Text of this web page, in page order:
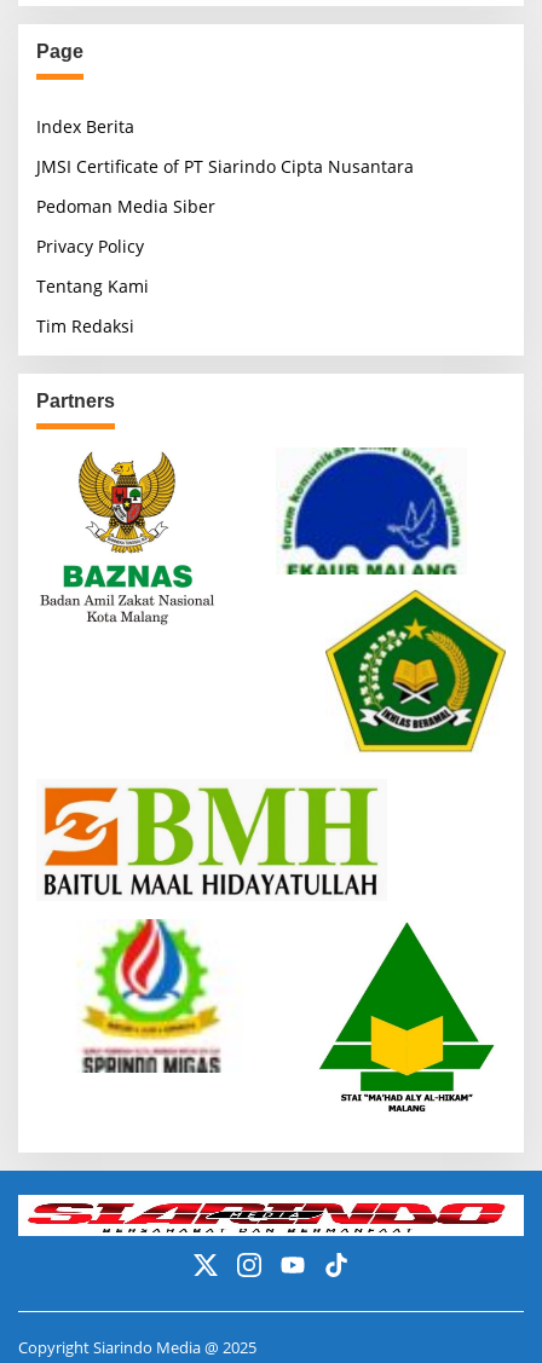
Page
Index Berita
JMSI Certificate of PT Siarindo Cipta Nusantara
Pedoman Media Siber
Privacy Policy
Tentang Kami
Tim Redaksi
Partners
Copyright Siarindo Media @ 2025